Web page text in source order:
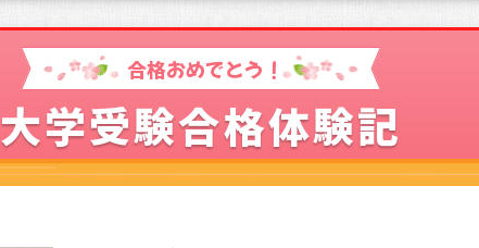
合格おめでとう！
大学受験合格体験記